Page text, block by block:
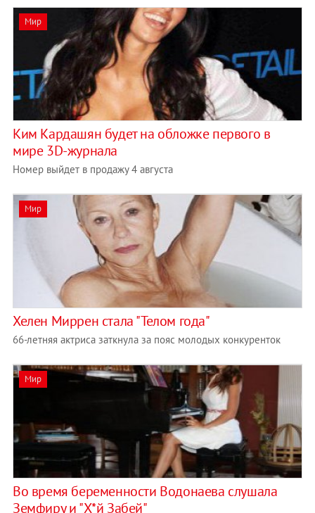
Мир
Ким Кардашян будет на обложке первого в
мире 3D-журнала
Номер выйдет в продажу 4 августа
Мир
Хелен Миррен стала "Телом года"
66-летняя актриса заткнула за пояс молодых конкуренток
Мир
Во время беременности Водонаева слушала
Земфиру и "Х*й Забей"